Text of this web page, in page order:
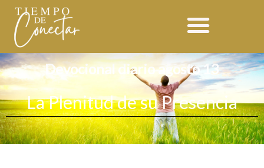
contenido
Devocional diario agosto 13
La Plenitud de su Presencia